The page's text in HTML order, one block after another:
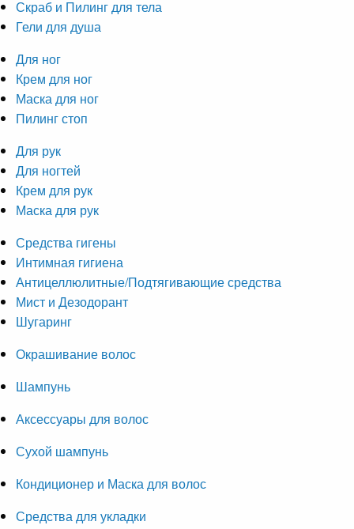
Скраб и Пилинг для тела
Гели для душа
Для ног
Крем для ног
Маска для ног
Пилинг стоп
Для рук
Для ногтей
Крем для рук
Маска для рук
Средства гигены
Интимная гигиена
Антицеллюлитные/Подтягивающие средства
Мист и Дезодорант
Шугаринг
Окрашивание волос
Шампунь
Аксессуары для волос
Сухой шампунь
Кондиционер и Маска для волос
Средства для укладки